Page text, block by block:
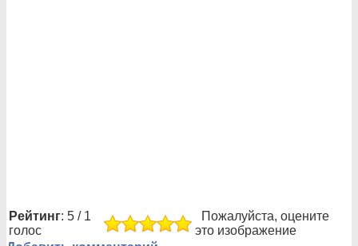
Рейтинг: 5 / 1
голос
Пожалуйста, оцените
это изображение